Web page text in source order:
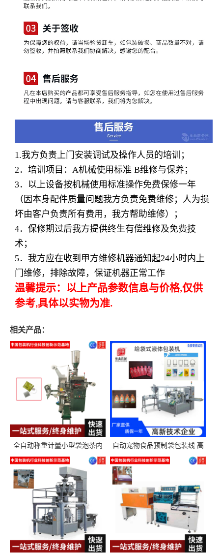
1.我方负责上门安装调试及操作人员的培训；
2 ．培训项目： A机械使用标准 B维修与保养；
3．以上设备按机械使用标准操作免费保修一年
（因本身配件质量问题我方负责免费维修；人为损
坏由客户负责所有费用，我方帮助维修）；
4．保修期过后我方提供终生有偿维修及免费技
术；
5．我方应在收到甲方维修机器通知起24小时内上
门维修，排除故障，保证机器正常工作
温馨提示：以上产品参数信息与价格,仅供
参考,具体以实物为准.
相关产品：
全自动称重计量小型袋泡茶内
外袋包装机三角包茶叶包装机
自动宠物食品预制袋包装线 高
精度称重分装给袋式包装机